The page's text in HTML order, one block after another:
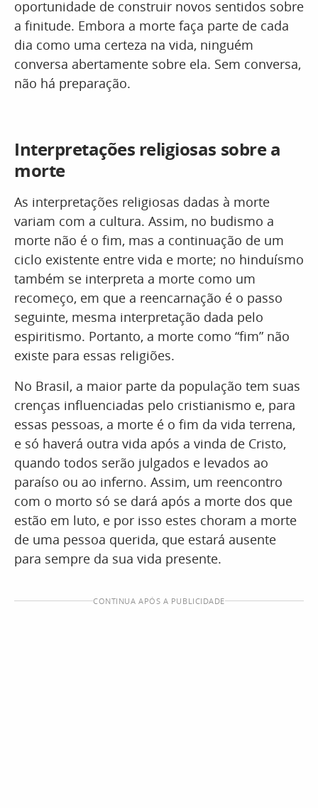
oportunidade de construir novos sentidos sobre
a finitude. Embora a morte faça parte de cada
dia como uma certeza na vida, ninguém
conversa abertamente sobre ela. Sem conversa,
não há preparação.
Interpretações religiosas sobre a
morte
As interpretações religiosas dadas à morte
variam com a cultura. Assim, no budismo a
morte não é o fim, mas a continuação de um
ciclo existente entre vida e morte; no hinduísmo
também se interpreta a morte como um
recomeço, em que a reencarnação é o passo
seguinte, mesma interpretação dada pelo
espiritismo. Portanto, a morte como “fim” não
existe para essas religiões.
No Brasil, a maior parte da população tem suas
crenças influenciadas pelo cristianismo e, para
essas pessoas, a morte é o fim da vida terrena,
e só haverá outra vida após a vinda de Cristo,
quando todos serão julgados e levados ao
paraíso ou ao inferno. Assim, um reencontro
com o morto só se dará após a morte dos que
estão em luto, e por isso estes choram a morte
de uma pessoa querida, que estará ausente
para sempre da sua vida presente.
CONTINUA APÓS A PUBLICIDADE